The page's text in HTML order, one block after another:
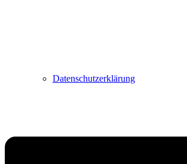
Datenschutzerklärung